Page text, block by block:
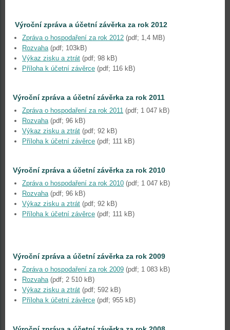
Výroční zpráva a účetní závěrka za rok 2012
Zpráva o hospodaření za rok 2012 (pdf; 1,4 MB)
Rozvaha(pdf; 103kB)
Výkaz zisku a ztrát (pdf; 98 kB)
Příloha k účetní závěrce (pdf; 116 kB)
Výroční zpráva a účetní závěrka za rok 2011
Zpráva o hospodaření za rok 2011 (pdf; 1 047 kB)
Rozvaha(pdf; 96 kB)
Výkaz zisku a ztrát (pdf; 92 kB)
Příloha k účetní závěrce (pdf; 111 kB)
Výroční zpráva a účetní závěrka za rok 2010
Zpráva o hospodaření za rok 2010 (pdf; 1 047 kB)
Rozvaha(pdf; 96 kB)
Výkaz zisku a ztrát (pdf; 92 kB)
Příloha k účetní závěrce (pdf; 111 kB)
Výroční zpráva a účetní závěrka za rok 2009
Zpráva o hospodaření za rok 2009 (pdf; 1 083 kB)
Rozvaha(pdf; 2 510 kB)
Výkaz zisku a ztrát (pdf; 592 kB)
Příloha k účetní závěrce (pdf; 955 kB)